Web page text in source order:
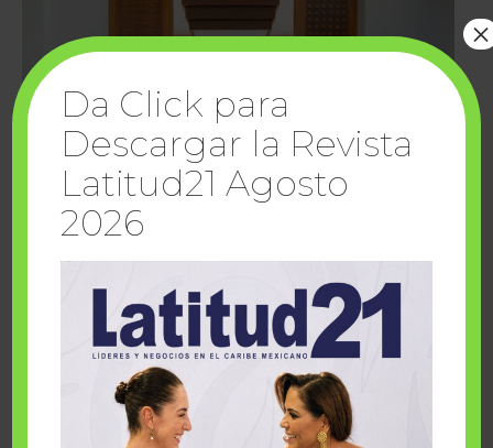
Cuando la solidaridad inspira; cumplen
sueños Fairmont Mayakoba y Make-A-Wish
Da Click para
Descargar la Revista
Latitud21 Agosto
2026
×